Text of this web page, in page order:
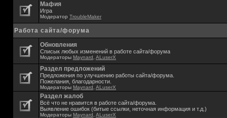
Мафия
Игра
Модератор TroubleMaker
Работа сайта/форума
Обновления
Списык любых изменений в работе сайта/форума
Модераторы Maynard ALuserX
Раздел предложений
Предложения по улучшению работы сайта/форума.
Пожелания, благодарности.
Модераторы Maynard ALuserX
Раздел жалоб
Всё что не нравится в работе сайта/форума.
Выявление ошибок (битые ссылки, неточная информация и т.д.)
Модераторы Maynard ALuserX